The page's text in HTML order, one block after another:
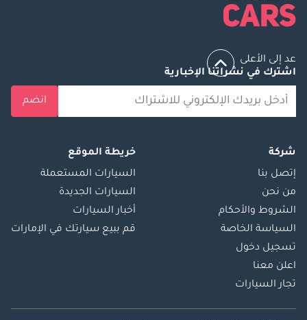
عد إلى الأعلى
اشترك في نشراتنا الإخبارية
انضم
شركة
إتصل بنا
من نحن
الشروط والأحكام
السياسة الخاصة
تسجيل دخول
اعلن معنا
تجار السيارات
خريطة الموقع
السيارات المستعملة
السيارات الجديدة
أخبار السيارات
قم ببيع سيارتك في الإمارات